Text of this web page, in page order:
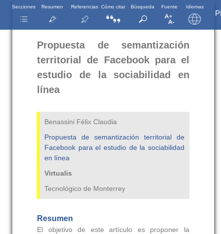
Secciones Resumen Referencias Cómo citar Búsqueda Fuente Idiomas
Propuesta de semantización
territorial de Facebook para el
estudio de la sociabilidad en
línea
Benassini Félix Claudia
Propuesta de semantización territorial de
Facebook para el estudio de la sociabilidad
en línea
Virtualis
Tecnológico de Monterrey
Resumen
El objetivo de este artículo es proponer la